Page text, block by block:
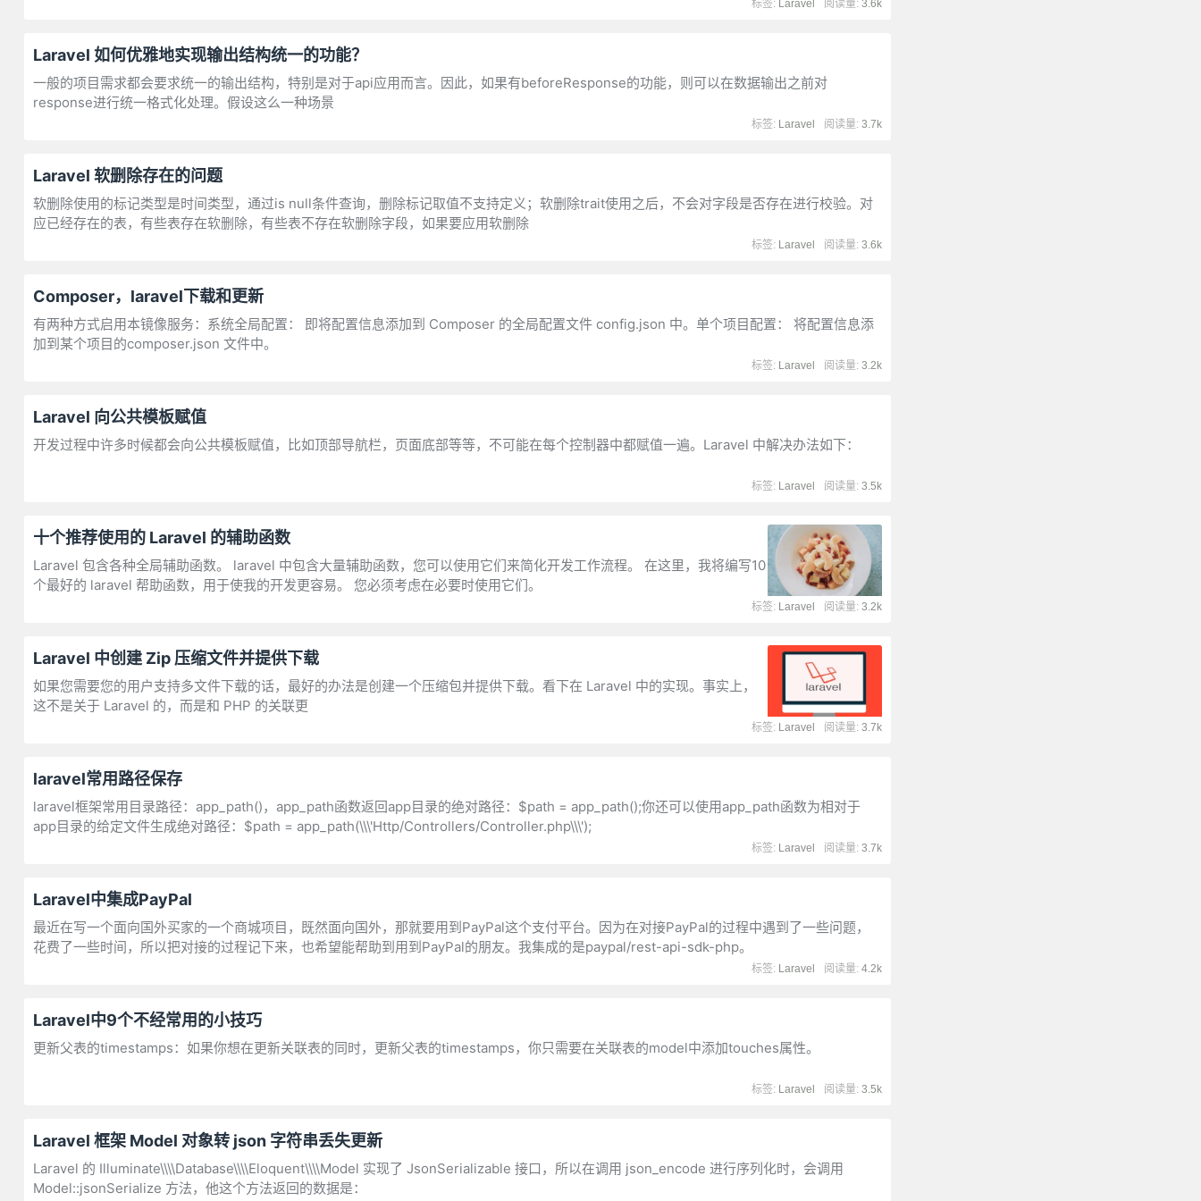
阅读量:3.6k
标签: Laravel
Laravel 如何优雅地实现输出结构统一的功能？
一般的项目需求都会要求统一的输出结构，特别是对于api应用而言。因此，如果有beforeResponse的功能，则可以在数据输出之前对
response进行统一格式化处理。假设这么一种场景
阅读量:3.7k
标签: Laravel
Laravel 软删除存在的问题
软删除使用的标记类型是时间类型，通过is null条件查询，删除标记取值不支持定义；软删除trait使用之后，不会对字段是否存在进行校验。对
应已经存在的表，有些表存在软删除，有些表不存在软删除字段，如果要应用软删除
阅读量:3.6k
标签: Laravel
Composer，laravel下载和更新
有两种方式启用本镜像服务：系统全局配置： 即将配置信息添加到 Composer 的全局配置文件 config.json 中。单个项目配置： 将配置信息添
加到某个项目的composer.json 文件中。
阅读量:3.2k
标签: Laravel
Laravel 向公共模板赋值
开发过程中许多时候都会向公共模板赋值，比如顶部导航栏，页面底部等等，不可能在每个控制器中都赋值一遍。Laravel 中解决办法如下：
阅读量:3.5k
标签: Laravel
十个推荐使用的 Laravel 的辅助函数
Laravel 包含各种全局辅助函数。 laravel 中包含大量辅助函数，您可以使用它们来简化开发工作流程。 在这里，我将编写10
个最好的 laravel 帮助函数，用于使我的开发更容易。 您必须考虑在必要时使用它们。
阅读量:3.2k
标签: Laravel
Laravel 中创建 Zip 压缩文件并提供下载
如果您需要您的用户支持多文件下载的话，最好的办法是创建一个压缩包并提供下载。看下在 Laravel 中的实现。事实上，
这不是关于 Laravel 的，而是和 PHP 的关联更
阅读量:3.7k
标签: Laravel
laravel常用路径保存
laravel框架常用目录路径：app_path()，app_path函数返回app目录的绝对路径：$path = app_path();你还可以使用app_path函数为相对于
app目录的给定文件生成绝对路径：$path = app_path(\\\'Http/Controllers/Controller.php\\\');
阅读量:3.7k
标签: Laravel
Laravel中集成PayPal
最近在写一个面向国外买家的一个商城项目，既然面向国外，那就要用到PayPal这个支付平台。因为在对接PayPal的过程中遇到了一些问题，
花费了一些时间，所以把对接的过程记下来，也希望能帮助到用到PayPal的朋友。我集成的是paypal/rest-api-sdk-php。
阅读量:4.2k
标签: Laravel
Laravel中9个不经常用的小技巧
更新父表的timestamps：如果你想在更新关联表的同时，更新父表的timestamps，你只需要在关联表的model中添加touches属性。
阅读量:3.5k
标签: Laravel
Laravel 框架 Model 对象转 json 字符串丢失更新
Laravel 的 Illuminate\\\\Database\\\\Eloquent\\\\Model 实现了 JsonSerializable 接口，所以在调用 json_encode 进行序列化时，会调用
Model::jsonSerialize 方法，他这个方法返回的数据是：